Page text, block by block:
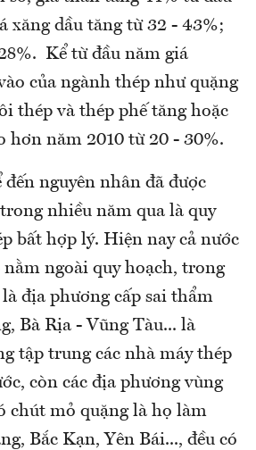
xăng dầu tăng từ 32 - 43%;
Kể từ đầu năm giá
của ngành thép như quặng
thép và thép phế tăng hoặc
hơn năm 2010 từ 20 - 30%.
nguyên nhân đã được
nhiều năm qua là quy
bất hợp lý. Hiện nay cả nước
nằm ngoài quy hoạch, trong
địa phương cấp sai thẩm
Bà Rịa - Vũng Tàu... là
tập trung các nhà máy thép
còn các địa phương vùng
chút mỏ quặng là họ làm
Bắc Kạn, Yên Bái..., đều có